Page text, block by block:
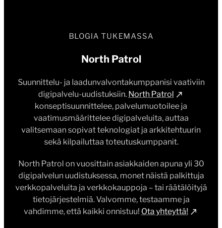
BLOGIA TUKEMASSA
North Patrol
Suunnittelu- ja laadunvalvontakumppanisi vaativiin
digipalvelu-uudistuksiin. North Patrol
konseptisuunnittelee, palvelumuotoilee ja
vaatimusmäärittelee digipalveluita, auttaa
valitsemaan sopivat teknologiat ja arkkitehtuurin
sekä kilpailuttaa toteutuskumppanit.
North Patrol on vuosittain asiakkaiden apuna yli 30
digipalvelun uudistuksessa, monet näistä palkittuja
verkkopalveluita ja verkkokauppoja – tai räätälöityjä
tietojärjestelmiä. Valvomme, testaamme ja
vahdimme, että kaikki onnistuu! Ota yhteyttä!